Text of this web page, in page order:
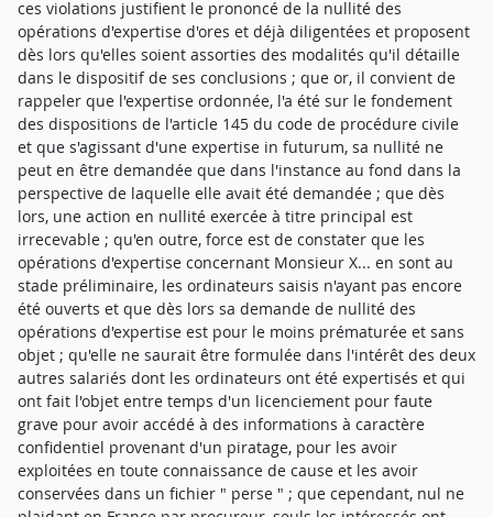
ces violations justifient le prononcé de la nullité des
opérations d'expertise d'ores et déjà diligentées et proposent
dès lors qu'elles soient assorties des modalités qu'il détaille
dans le dispositif de ses conclusions ; que or, il convient de
rappeler que l'expertise ordonnée, l'a été sur le fondement
des dispositions de l'article 145 du code de procédure civile
et que s'agissant d'une expertise in futurum, sa nullité ne
peut en être demandée que dans l'instance au fond dans la
perspective de laquelle elle avait été demandée ; que dès
lors, une action en nullité exercée à titre principal est
irrecevable ; qu'en outre, force est de constater que les
opérations d'expertise concernant Monsieur X... en sont au
stade préliminaire, les ordinateurs saisis n'ayant pas encore
été ouverts et que dès lors sa demande de nullité des
opérations d'expertise est pour le moins prématurée et sans
objet ; qu'elle ne saurait être formulée dans l'intérêt des deux
autres salariés dont les ordinateurs ont été expertisés et qui
ont fait l'objet entre temps d'un licenciement pour faute
grave pour avoir accédé à des informations à caractère
confidentiel provenant d'un piratage, pour les avoir
exploitées en toute connaissance de cause et les avoir
conservées dans un fichier " perse " ; que cependant, nul ne